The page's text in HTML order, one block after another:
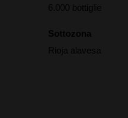
6.000 bottiglie
Sottozona
Rioja alavesa